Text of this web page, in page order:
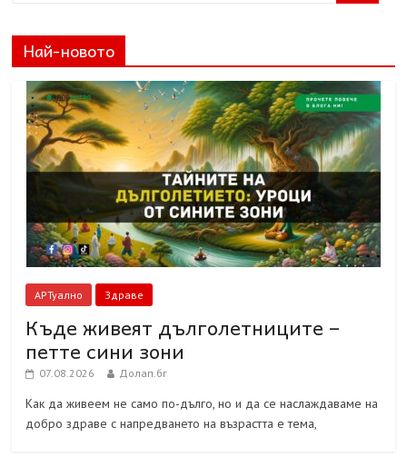
Най-новото
АРТуално Здраве
Къде живеят дълголетниците –
петте сини зони
07.08.2026 Долап.бг
Как да живеем не само по-дълго, но и да се наслаждаваме на
добро здраве с напредването на възрастта е тема,